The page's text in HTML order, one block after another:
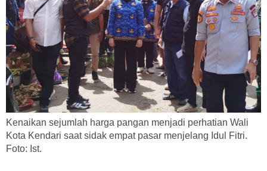
Kenaikan sejumlah harga pangan menjadi perhatian Wali
Kota Kendari saat sidak empat pasar menjelang Idul Fitri.
Foto: Ist.